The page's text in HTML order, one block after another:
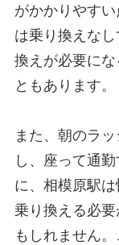
がかかりやす
は乗り換えな
換えが必要に
ともあります。
また、朝のラ
し、座って通
に、相模原駅
乗り換える必
もしれません